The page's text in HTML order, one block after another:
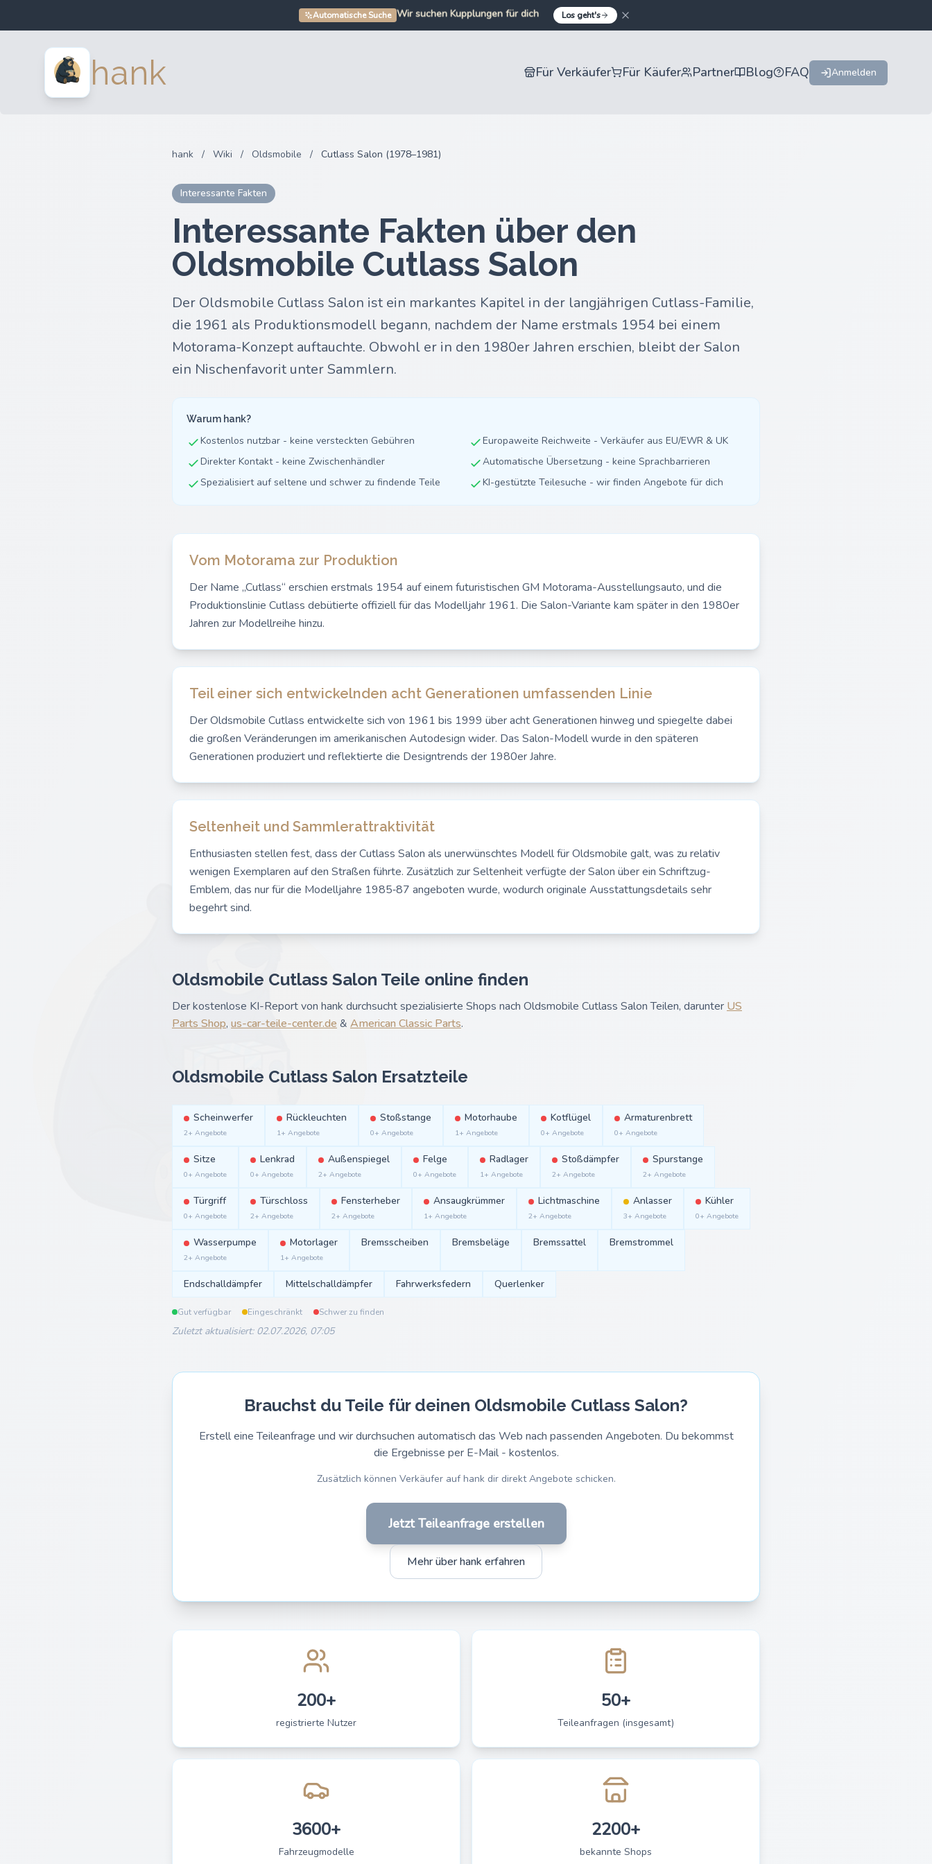
Automatische Suche Wir suchen Stoßstangen für dich
Wir suchen Autoteile für dich
Los geht's
hank Für Verkäufer Für Käufer Partner Blog FAQ Anmelden
hank / Wiki / Oldsmobile / Cutlass Salon (1978–1981)
Interessante Fakten
Interessante Fakten über den
Oldsmobile Cutlass Salon
Der Oldsmobile Cutlass Salon ist ein markantes Kapitel in der langjährigen Cutlass-Familie,
die 1961 als Produktionsmodell begann, nachdem der Name erstmals 1954 bei einem
Motorama-Konzept auftauchte. Obwohl er in den 1980er Jahren erschien, bleibt der Salon
ein Nischenfavorit unter Sammlern.
Warum hank?
Kostenlos nutzbar - keine versteckten Gebühren
Europaweite Reichweite - Verkäufer aus EU/EWR & UK
Direkter Kontakt - keine Zwischenhändler
Automatische Übersetzung - keine Sprachbarrieren
Spezialisiert auf seltene und schwer zu findende Teile
KI-gestützte Teilesuche - wir finden Angebote für dich
Vom Motorama zur Produktion
Der Name „Cutlass“ erschien erstmals 1954 auf einem futuristischen GM Motorama-Ausstellungsauto, und die
Produktionslinie Cutlass debütierte offiziell für das Modelljahr 1961. Die Salon-Variante kam später in den 1980er
Jahren zur Modellreihe hinzu.
Teil einer sich entwickelnden acht Generationen umfassenden Linie
Der Oldsmobile Cutlass entwickelte sich von 1961 bis 1999 über acht Generationen hinweg und spiegelte dabei
die großen Veränderungen im amerikanischen Autodesign wider. Das Salon-Modell wurde in den späteren
Generationen produziert und reflektierte die Designtrends der 1980er Jahre.
Seltenheit und Sammlerattraktivität
Enthusiasten stellen fest, dass der Cutlass Salon als unerwünschtes Modell für Oldsmobile galt, was zu relativ
wenigen Exemplaren auf den Straßen führte. Zusätzlich zur Seltenheit verfügte der Salon über ein Schriftzug-
Emblem, das nur für die Modelljahre 1985‑87 angeboten wurde, wodurch originale Ausstattungsdetails sehr
begehrt sind.
Oldsmobile Cutlass Salon Teile online finden
Der kostenlose KI-Report von hank durchsucht spezialisierte Shops nach Oldsmobile Cutlass Salon Teilen, darunter US
Parts Shop, us-car-teile-center.de & American Classic Parts.
Oldsmobile Cutlass Salon Ersatzteile
Scheinwerfer
2+ Angebote
Rückleuchten
1+ Angebote
Stoßstange
0+ Angebote
Motorhaube
1+ Angebote
Kotflügel
0+ Angebote
Armaturenbrett
0+ Angebote
Sitze
0+ Angebote
Lenkrad
0+ Angebote
Außenspiegel
2+ Angebote
Felge
0+ Angebote
Radlager
1+ Angebote
Stoßdämpfer
2+ Angebote
Spurstange
2+ Angebote
Türgriff
0+ Angebote
Türschloss
2+ Angebote
Fensterheber
2+ Angebote
Ansaugkrümmer
1+ Angebote
Lichtmaschine
2+ Angebote
Anlasser
3+ Angebote
Kühler
0+ Angebote
Wasserpumpe
2+ Angebote
Motorlager
1+ Angebote
Bremsscheiben Bremsbeläge Bremssattel Bremstrommel
Endschalldämpfer Mittelschalldämpfer Fahrwerksfedern Querlenker
Gut verfügbar Eingeschränkt Schwer zu finden
Zuletzt aktualisiert: 02.07.2026, 07:05
Brauchst du Teile für deinen Oldsmobile Cutlass Salon?
Erstell eine Teileanfrage und wir durchsuchen automatisch das Web nach passenden Angeboten. Du bekommst
die Ergebnisse per E-Mail - kostenlos.
Zusätzlich können Verkäufer auf hank dir direkt Angebote schicken.
Jetzt Teileanfrage erstellen
Mehr über hank erfahren
200+
registrierte Nutzer
50+
Teileanfragen (insgesamt)
3600+
Fahrzeugmodelle
2200+
bekannte Shops